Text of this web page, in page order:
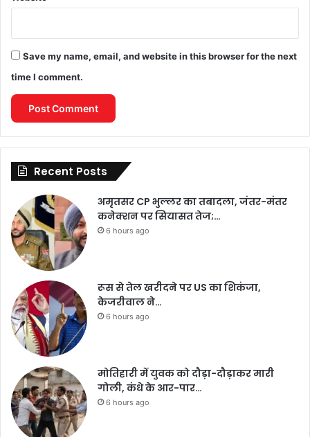
Save my name, email, and website in this browser for the next
time I comment.
Recent Posts
अमृतसर CP भुल्लर का तबादला, जंतर-मंतर
कनेक्शन पर सियासत तेज;…
6 hours ago
रूस से तेल खरीदने पर US का शिकंजा,
केजरीवाल ने…
6 hours ago
मोतिहारी में युवक को दौड़ा-दौड़ाकर मारी
गोली, कंधे के आर-पार…
6 hours ago